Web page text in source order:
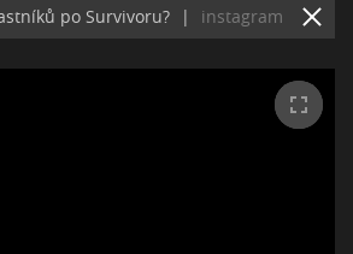
po Survivoru? | instagram